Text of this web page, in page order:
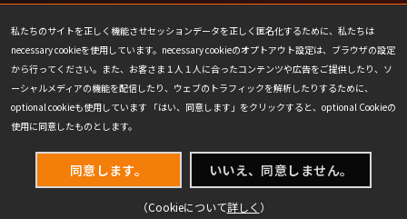
私たちのサイトを正しく機能させセッションデータを正しく匿名化するために、私たちは
necessary cookieを使用しています。necessary cookieのオプトアウト設定は、ブラウザの設定
から行ってください。また、お客さま１人１人に合ったコンテンツや広告をご提供したり、ソ
ーシャルメディアの機能を配信したり、ウェブのトラフィックを解析したりするために、
optional cookieも使用しています 「はい、同意します」をクリックすると、optional Cookieの
使用に同意したものとします。
同意します。 いいえ、同意しません。
（Cookieについて詳しく ）
ファンコンテンツ・ポリシー
個人情報の販売や共有を許可し
ない
COOKIE
プレスリリース
会社情報
お問い合わせ